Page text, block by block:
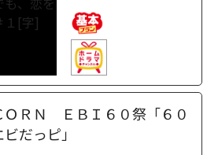
ＯＲＮ ＥＢＩ６０祭「６０
だっピ」